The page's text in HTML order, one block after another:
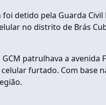
detido pela Guarda Civil
no distrito de Brás
GCM patrulhava a
furtado. Com base